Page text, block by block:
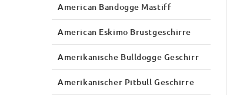
American Bandogge Mastiff
American Eskimo Brustgeschirre
Amerikanische Bulldogge Geschirr
Amerikanischer Pitbull Geschirre